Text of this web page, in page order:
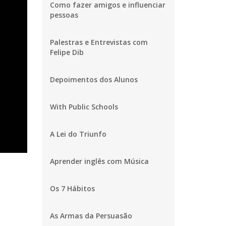
Como fazer amigos e influenciar
pessoas
Palestras e Entrevistas com
Felipe Dib
Depoimentos dos Alunos
With Public Schools
A Lei do Triunfo
Aprender inglês com Música
Os 7 Hábitos
As Armas da Persuasão